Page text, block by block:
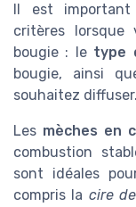
Il est important
critères lorsque
bougie : le type
bougie, ainsi
souhaitez diffuser.
Les mèches en
combustion
sont idéales
compris la cire